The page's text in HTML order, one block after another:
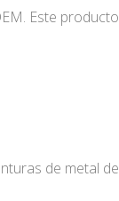
Este producto
de metal de